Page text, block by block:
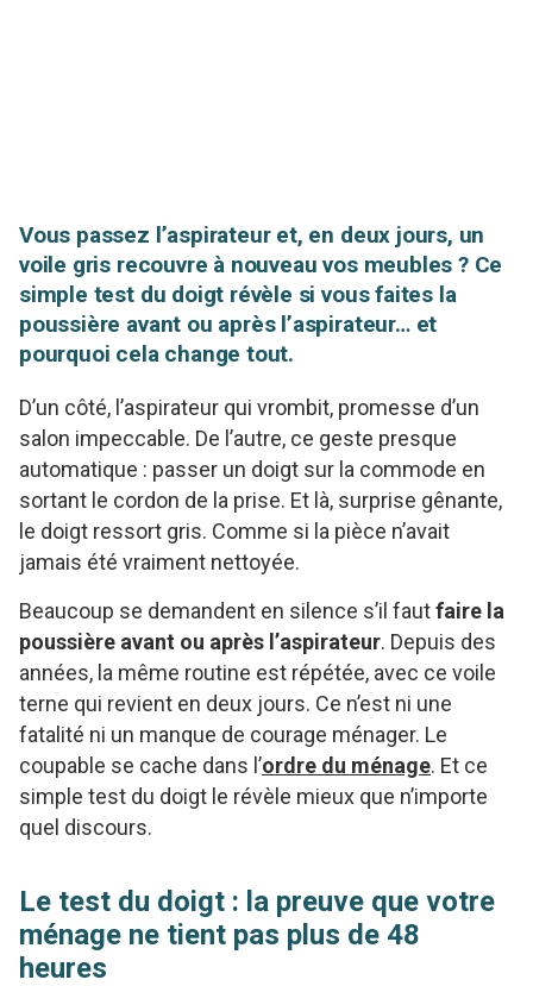
Vous passez l’aspirateur et, en deux jours, un
voile gris recouvre à nouveau vos meubles ? Ce
simple test du doigt révèle si vous faites la
poussière avant ou après l’aspirateur… et
pourquoi cela change tout.
D’un côté, l’aspirateur qui vrombit, promesse d’un
salon impeccable. De l’autre, ce geste presque
automatique : passer un doigt sur la commode en
sortant le cordon de la prise. Et là, surprise gênante,
le doigt ressort gris. Comme si la pièce n’avait
jamais été vraiment nettoyée.
Beaucoup se demandent en silence s’il fautfaire la
poussière avant ou après l’aspirateur. Depuis des
années, la même routine est répétée, avec ce voile
terne qui revient en deux jours. Ce n’est ni une
fatalité ni un manque de courage ménager. Le
coupable se cache dans l’ordre du ménage. Et ce
simple test du doigt le révèle mieux que n’importe
quel discours.
Le test du doigt : la preuve que votre
ménage ne tient pas plus de 48
heures